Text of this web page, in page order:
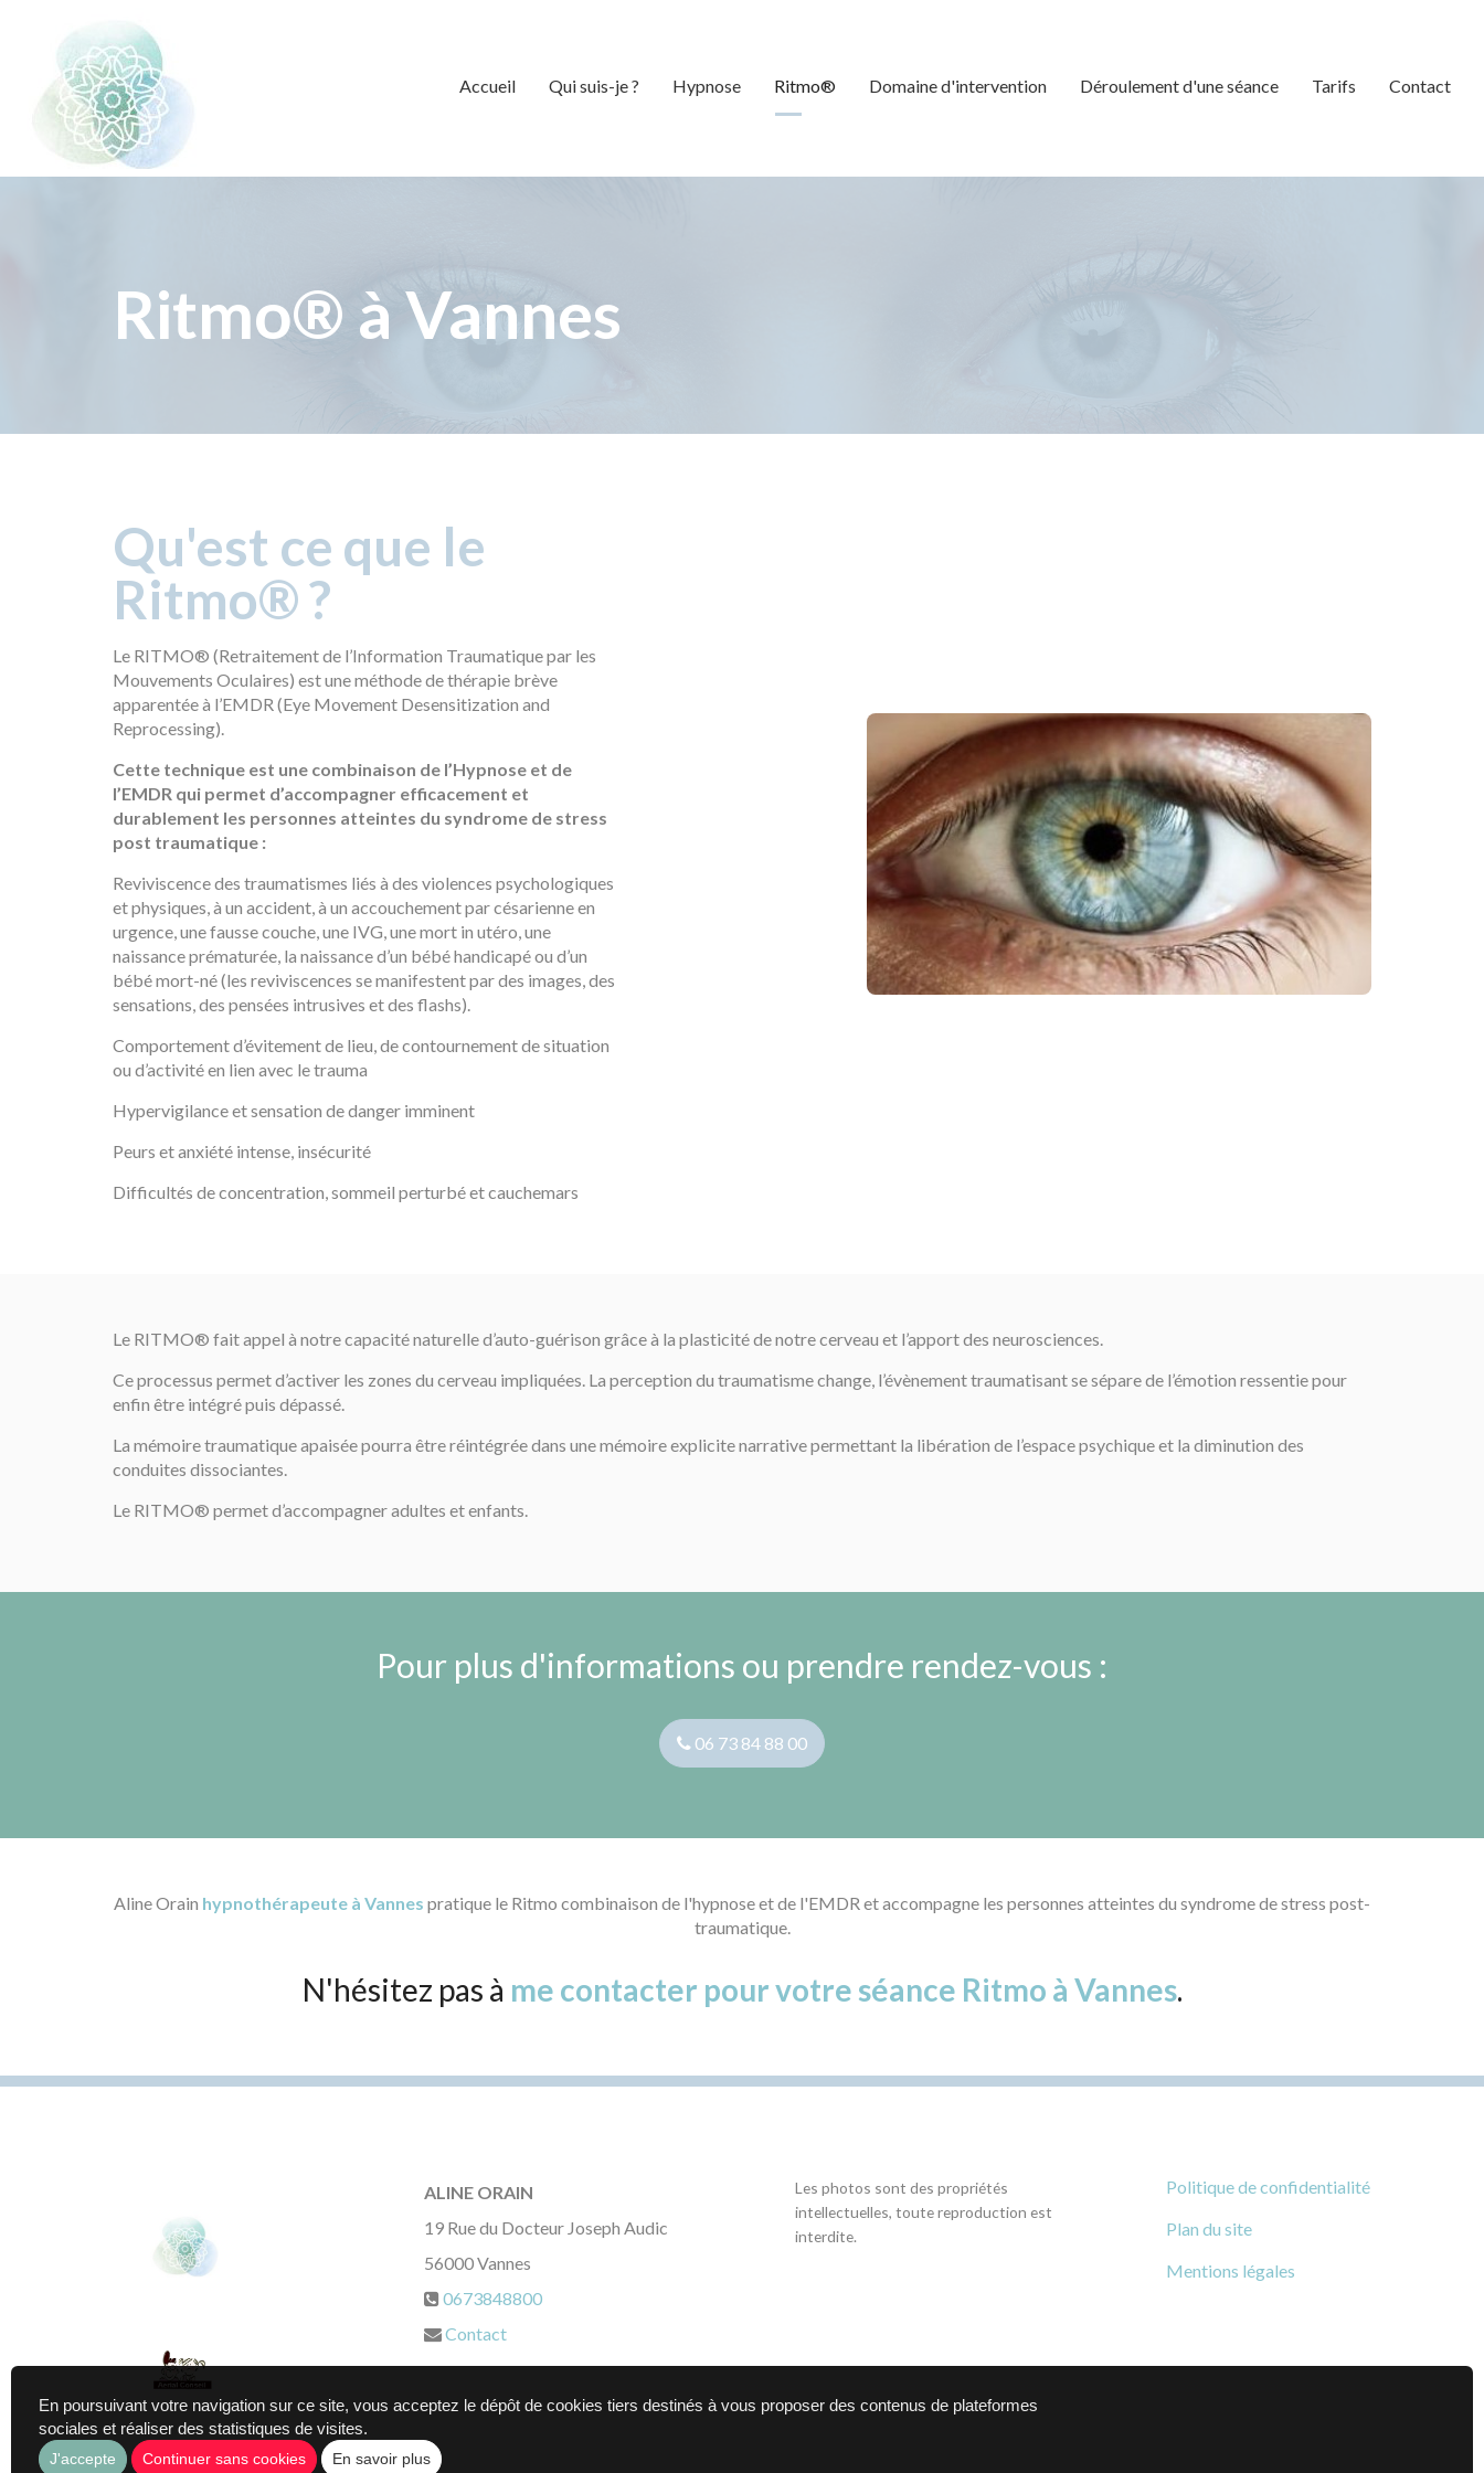
Accueil Qui suis-je ? Hypnose Ritmo® Domaine d'intervention Déroulement d'une séance Tarifs Contact
Ritmo® à Vannes
Qu'est ce que le
Ritmo® ?
Le RITMO® (Retraitement de l’Information Traumatique par les
Mouvements Oculaires) est une méthode de thérapie brève
apparentée à l’EMDR (Eye Movement Desensitization and
Reprocessing).
Cette technique est une combinaison de l’Hypnose et de
l’EMDR qui permet d’accompagner efficacement et
durablement les personnes atteintes du syndrome de stress
post traumatique :
Reviviscence des traumatismes liés à des violences psychologiques
et physiques, à un accident, à un accouchement par césarienne en
urgence, une fausse couche, une IVG, une mort in utéro, une
naissance prématurée, la naissance d’un bébé handicapé ou d’un
bébé mort-né (les reviviscences se manifestent par des images, des
sensations, des pensées intrusives et des flashs).
Comportement d’évitement de lieu, de contournement de situation
ou d’activité en lien avec le trauma
Hypervigilance et sensation de danger imminent
Peurs et anxiété intense, insécurité
Difficultés de concentration, sommeil perturbé et cauchemars
Le RITMO® fait appel à notre capacité naturelle d’auto-guérison grâce à la plasticité de notre cerveau et l’apport des neurosciences.
Ce processus permet d’activer les zones du cerveau impliquées. La perception du traumatisme change, l’évènement traumatisant se sépare de l’émotion ressentie pour
enfin être intégré puis dépassé.
La mémoire traumatique apaisée pourra être réintégrée dans une mémoire explicite narrative permettant la libération de l’espace psychique et la diminution des
conduites dissociantes.
Le RITMO® permet d’accompagner adultes et enfants.
Pour plus d'informations ou prendre rendez-vous :
06 73 84 88 00
Aline Orain hypnothérapeute à Vannes pratique le Ritmo combinaison de l'hypnose et de l'EMDR et accompagne les personnes atteintes du syndrome de stress post-
traumatique.
N'hésitez pas à me contacter pour votre séance Ritmo à Vannes.
ALINE ORAIN
19 Rue du Docteur Joseph Audic
56000Vannes
0673848800
Contact
Les photos sont des propriétés
intellectuelles, toute reproduction est
interdite.
Politique de confidentialité
Plan du site
Mentions légales
En poursuivant votre navigation sur ce site, vous acceptez le dépôt de cookies tiers destinés à vous proposer des contenus de plateformes
sociales et réaliser des statistiques de visites.
J'accepte Continuer sans cookies En savoir plus